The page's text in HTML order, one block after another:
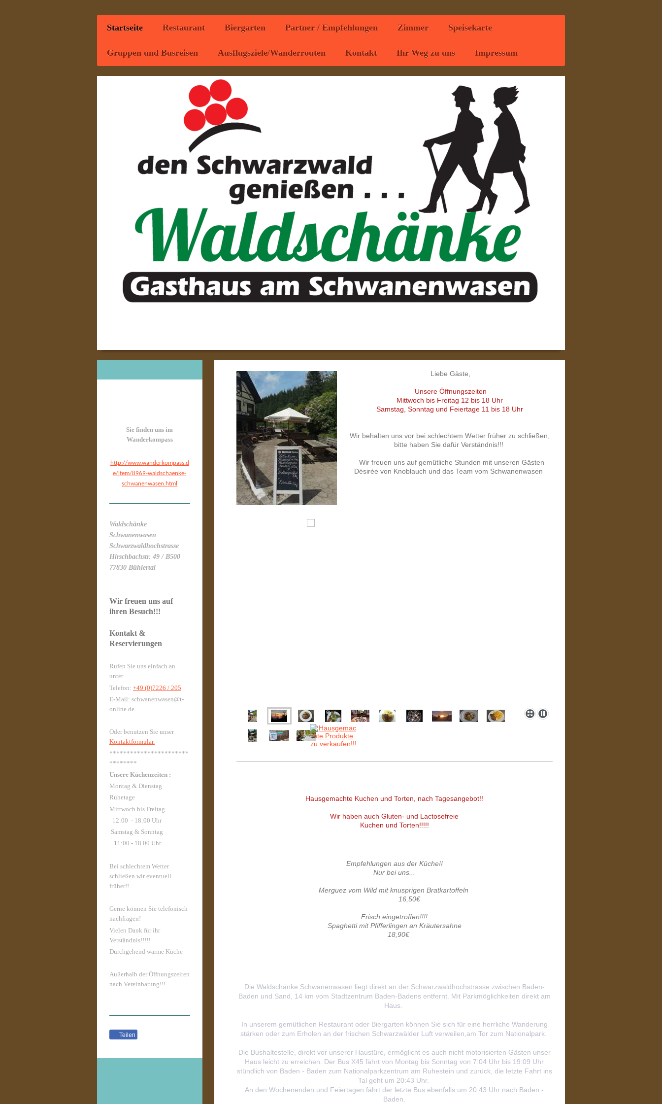
Startseite Restaurant Biergarten Partner / Empfehlungen Zimmer Speisekarte
Gruppen und Busreisen Ausflugsziele/Wanderrouten Kontakt Ihr Weg zu uns Impressum
Liebe Gäste,
Unsere Öffnungszeiten
Mittwoch bis Freitag 12 bis 18 Uhr
Samstag, Sonntag und Feiertage 11 bis 18 Uhr
Wir behalten uns vor bei schlechtem Wetter früher zu schließen,
bitte haben Sie dafür Verständnis!!!
Wir freuen uns auf gemütliche Stunden mit unseren Gästen
Désirée von Knoblauch und das Team vom Schwanenwasen
Hausgemachte Kuchen und Torten, nach Tagesangebot!!
Wir haben auch Gluten- und Lactosefreie
Kuchen und Torten!!!!!
Empfehlungen aus der Küche!!
Nur bei uns...
Merguez vom Wild mit knusprigen Bratkartoffeln
16,50€
Frisch eingetroffen!!!!
Spaghetti mit Pfifferlingen an Kräutersahne
18,90€
Die Waldschänke Schwanenwasen liegt direkt an der Schwarzwaldhochstrasse zwischen Baden-
Baden und Sand, 14 km vom Stadtzentrum Baden-Badens entfernt. Mit Parkmöglichkeiten direkt am
Haus.
In unserem gemütlichen Restaurant oder Biergarten können Sie sich für eine herrliche Wanderung
stärken oder zum Erholen an der frischen Schwarzwälder Luft verweilen,am Tor zum Nationalpark.
Die Bushaltestelle, direkt vor unserer Haustüre, ermöglicht es auch nicht motorisierten Gästen unser
Haus leicht zu erreichen. Der Bus X45 fährt von Montag bis Sonntag von 7:04 Uhr bis 19:09 Uhr
stündlich von Baden - Baden zum Nationalparkzentrum am Ruhestein und zurück, die letzte Fahrt ins
Tal geht um 20:43 Uhr.
An den Wochenenden und Feiertagen fährt der letzte Bus ebenfalls um 20:43 Uhr nach Baden -
Baden.
Sie finden uns im
Wanderkompass
http://www.wanderkompass.d
e/item/8969-waldschaenke-
schwanenwasen.html
Waldschänke
Schwanenwasen
Schwarzwaldhochstrasse
Hirschbachstr. 49 / B500
77830 Bühlertal
Wir freuen uns auf
ihren Besuch!!!
Kontakt &
Reservierungen
Rufen Sie uns einfach an
unter
Telefon: +49 (0)7226 / 205
E-Mail: schwanenwasen@t-
online.de
Oder benutzen Sie unser
Kontaktformular.
***********************
********
Unsere Küchenzeiten :
Montag & Dienstag
Ruhetage
Mittwoch bis Freitag
12:00 - 18:00 Uhr
Samstag & Sonntag
11:00 - 18.00 Uhr
Bei schlechtem Wetter
schließen wir eventuell
früher!!
Gerne können Sie telefonisch
nachfragen!
Vielen Dank für ihr
Verständnis!!!!!
Durchgehend warme Küche
Außerhalb der Öffnungszeiten
nach Vereinbarung!!!
Teilen